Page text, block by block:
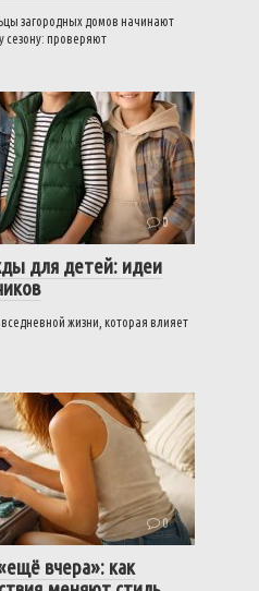
загородных домов начинают
сезону: проверяют
0
для детей: идеи
жизни, которая влияет
0
вчера»: как